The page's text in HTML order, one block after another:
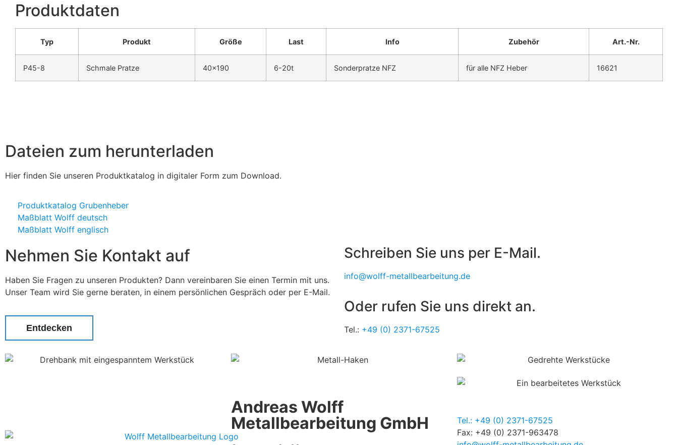
Produktdaten
Typ Produkt Größe Last Info Zubehör Art.-Nr.
P45-8 Schmale Pratze 40x190 6-20t Sonderpratze NFZ für alle NFZ Heber 16621
Dateien zum herunterladen
Hier finden Sie unseren Produktkatalog in digitaler Form zum Download.
Produktkatalog Grubenheber
Maßblatt Wolff deutsch
Maßblatt Wolff englisch
Nehmen Sie Kontakt auf
Haben Sie Fragen zu unseren Produkten? Dann vereinbaren Sie einen Termin mit uns.
Unser Team wird Sie gerne beraten, in einem persönlichen Gespräch oder per E-Mail.
Entdecken
Schreiben Sie uns per E-Mail.
info@wolff-metallbearbeitung.de
Oder rufen Sie uns direkt an.
Tel.: +49 (0) 2371-67525
Andreas Wolff
Metallbearbeitung GmbH
Tel.: +49 (0) 2371-67525
Fax: +49 (0) 2371-963478